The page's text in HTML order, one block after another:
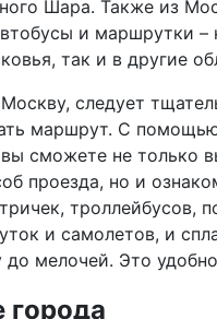
Шара. Также из
и маршрутки –
так и в другие
следует
маршрут. С
сможете не только
проезда, но и
троллейбусов,
и самолетов, и
до мелочей. Это
города